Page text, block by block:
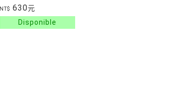
NT$ 630元